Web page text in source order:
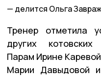
делится Ольга
Тренер отметила
других
Парам Ирине
Марии Давыдовой